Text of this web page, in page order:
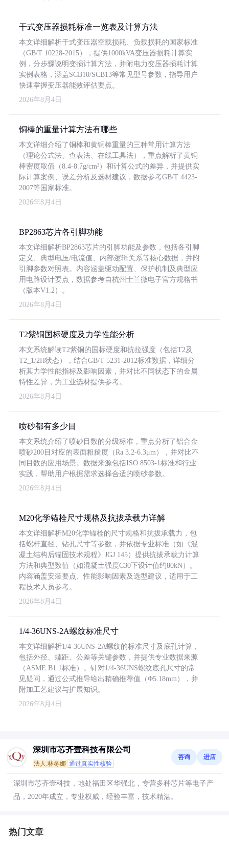
干式变压器损耗标准一览表及计算方法
本文详细解析干式变压器空载损耗、负载损耗的国家标准
（GB/T 10228-2015），提供1000kVA变压器损耗计算实
例，分步骤说明变损计算方法，并附电力变压器损耗计算
实例表格，涵盖SCB10/SCB13等常见型号参数，指导用户
快速掌握变压器能效评估要点。
2026年8月4日
铜棒的重量计算方法有哪些
本文详细介绍了铜棒和黄铜棒重量的三种常用计算方法
（理论公式法、查表法、在线工具法），重点解析了黄铜
棒密度取值（8.4-8.7g/cm³）和计算公式的差异，并提供实
际计算案例、误差分析及选材建议，数据参考GB/T 4423-
2007等国家标准。
2026年8月4日
BP2863芯片各引脚功能
本文详细解析BP2863芯片的引脚功能及参数，包括各引脚
定义、典型电压/电流值、内部逻辑关系等核心数据，并附
引脚参数对照表。内容涵盖驱动配置、保护机制及典型应
用电路设计要点，数据参考自杭州士兰微电子官方规格书
（版本V1.2）。
2026年8月4日
T2紫铜国标硬度及力学性能分析
本文系统解读T2紫铜的国标硬度和抗拉强度（包括T2及
T2_1/2H状态），结合GB/T 5231-2012标准数据，详细分
析其力学性能指标及影响因素，并对比不同状态下的金属
特性差异，为工业选材提供参考。
2026年8月4日
喷砂都有多少目
本文系统介绍了喷砂目数的分级标准，重点分析了铝合金
喷砂200目对应的表面粗糙度（Ra 3.2-6.3μm），并对比不
同目数的应用场景。数据来源包括ISO 8503-1标准和行业
实践，帮助用户根据需求选择合适的喷砂参数。
2026年8月4日
M20化学锚栓尺寸规格及抗拔承载力详解
本文详细解析M20化学锚栓的尺寸规格和抗拔承载力，包
括螺杆直径、钻孔尺寸等参数，并依据专业标准（如《混
凝土结构后锚固技术规程》JGJ 145）提供抗拔承载力计算
方法和典型数值（如混凝土强度C30下设计值约80kN）。
内容涵盖安装要点、性能影响因素及选型建议，适用于工
程技术人员参考。
2026年8月4日
1/4-36UNS-2A螺纹标准尺寸
本文详细解析1/4-36UNS-2A螺纹的标准尺寸及底孔计算，
包括外径、螺距、公差等关键参数，并提供专业数据来源
（ASME B1.1标准）。针对1/4-36UNS螺纹底孔尺寸的常
见疑问，通过公式推导给出精确推荐值（Φ5.18mm），并
附加工艺建议与扩展知识。
2026年8月4日
深圳市芯齐壹科技有限公司
法人:林冬娜 通过真实性核验
咨询 进店
深圳市芯齐壹科技，地处福田区华强北，专营多种芯片等电子产
品，2020年成立，专业权威，经验丰富，技术精湛。
热门文章